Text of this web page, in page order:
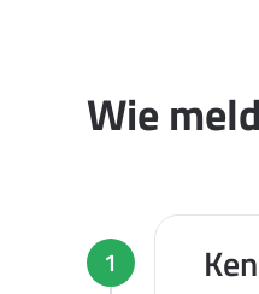
Wie
1